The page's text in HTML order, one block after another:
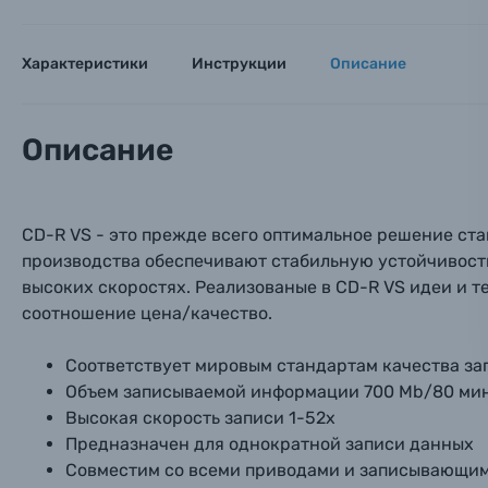
Оптические приборы
Электроника
Осветительное оборудование
Фоторамки
Фотоальбомы
Книги о фотографии, альбомы известных
Вами с
Нажимая
Характеристики Инструкции Описание
Описание
СD-R VS - это прежде всего оптимальное решение
производства обеспечивают стабильную
высоких скоростях. Реализованые в CD-R VS идеи и
соотношение цена/качество.
Cоответствует мировым стандартам качества
Объем записываемой информации 700 Mb/80
Высокая скорость записи 1-52х
Предназначен для однократной записи данных
Совместим со всеми приводами и